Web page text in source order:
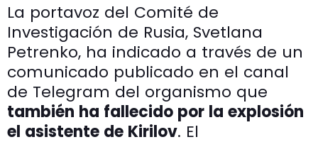
La portavoz del Comité de
Investigación de Rusia, Svetlana
Petrenko, ha indicado a través de un
comunicado publicado en el canal
de Telegram del organismo que
también ha fallecido por la explosión
el asistente de Kirilov. El